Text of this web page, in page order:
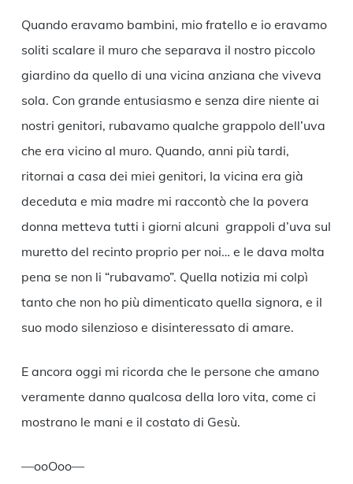
Quando eravamo bambini, mio fratello e io eravamo
soliti scalare il muro che separava il nostro piccolo
giardino da quello di una vicina anziana che viveva
sola. Con grande entusiasmo e senza dire niente ai
nostri genitori, rubavamo qualche grappolo dell’uva
che era vicino al muro. Quando, anni più tardi,
ritornai a casa dei miei genitori, la vicina era già
deceduta e mia madre mi raccontò che la povera
donna metteva tutti i giorni alcuni grappoli d’uva sul
muretto del recinto proprio per noi… e le dava molta
pena se non li “rubavamo”. Quella notizia mi colpì
tanto che non ho più dimenticato quella signora, e il
suo modo silenzioso e disinteressato di amare.
E ancora oggi mi ricorda che le persone che amano
veramente danno qualcosa della loro vita, come ci
mostrano le mani e il costato di Gesù.
—ooOoo—